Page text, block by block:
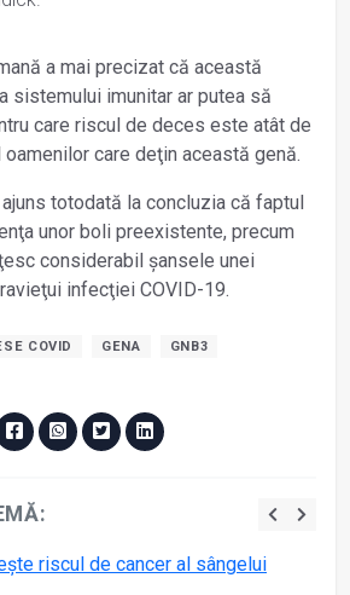
a mai precizat că această
sistemului imunitar ar putea să
care riscul de deces este atât de
care deţin această genă.
totodată la concluzia că faptul
unor boli preexistente, precum
considerabil şansele unei
infecţiei COVID-19.
COVID GENA
GNB3